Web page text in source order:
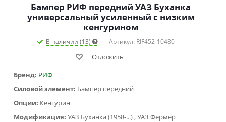
Бампер РИФ передний УАЗ Буханка
универсальный усиленный с низким
кенгурином
В наличии (13) Артикул: RIF452-10480
Отложить
Бренд: РИФ
Силовой элемент: Бампер передний
Опции: Кенгурин
Модификация: УАЗ Буханка (1958-...) , УАЗ Фермер